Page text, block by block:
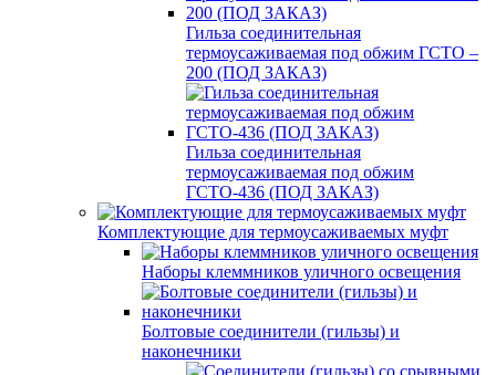
Гильза соединительная
термоусаживаемая под обжим ГСТО –
200 (ПОД ЗАКАЗ)
Гильза соединительная
термоусаживаемая под обжим
ГСТО-436 (ПОД ЗАКАЗ)
Комплектующие для термоусаживаемых муфт
Наборы клеммников уличного освещения
Болтовые соединители (гильзы) и
наконечники